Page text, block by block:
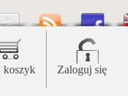
koszyk Zaloguj się